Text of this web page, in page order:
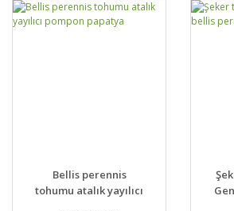
Bellis perennis
tohumu atalık yayılıcı